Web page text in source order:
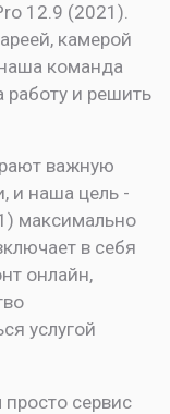
12.9 (2021).
камерой
команда
работу и решить
важную
и наша цель -
максимально
в себя
онлайн,
услугой
сервис